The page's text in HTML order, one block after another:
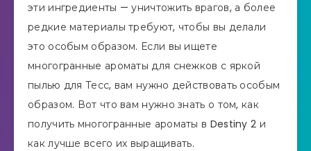
эти ингредиенты — уничтожить врагов, а более
редкие материалы требуют, чтобы вы делали
это особым образом. Если вы ищете
многогранные ароматы для снежков с яркой
пылью для Тесс, вам нужно действовать особым
образом. Вот что вам нужно знать о том, как
получить многогранные ароматы в Destiny 2 и
как лучше всего их выращивать.